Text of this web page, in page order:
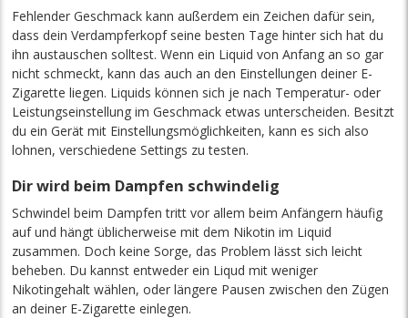
Fehlender Geschmack kann außerdem ein Zeichen dafür sein,
dass dein Verdampferkopf seine besten Tage hinter sich hat du
ihn austauschen solltest. Wenn ein Liquid von Anfang an so gar
nicht schmeckt, kann das auch an den Einstellungen deiner E-
Zigarette liegen. Liquids können sich je nach Temperatur- oder
Leistungseinstellung im Geschmack etwas unterscheiden. Besitzt
du ein Gerät mit Einstellungsmöglichkeiten, kann es sich also
lohnen, verschiedene Settings zu testen.
Dir wird beim Dampfen schwindelig
Schwindel beim Dampfen tritt vor allem beim Anfängern häufig
auf und hängt üblicherweise mit dem Nikotin im Liquid
zusammen. Doch keine Sorge, das Problem lässt sich leicht
beheben. Du kannst entweder ein Liqud mit weniger
Nikotingehalt wählen, oder längere Pausen zwischen den Zügen
an deiner E-Zigarette einlegen.